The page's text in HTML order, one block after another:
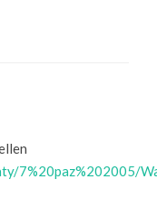
7%20paz%202005/